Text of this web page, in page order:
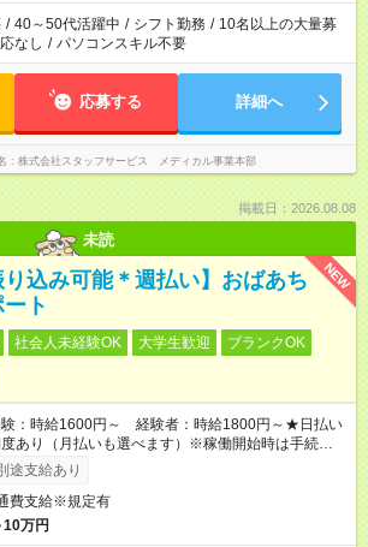
/ 40～50代活躍中 / シフト勤務 / 10名以上の大量募
なし / パソコンスキル不要
応募する 詳細へ
株式会社スタッフサービス メディカル事業本部
掲載日：2026.08.08
未読
NEW
り込み可能＊週払い】おばあち
ト
社会人未経験OK 大学生歓迎
ブランクOK
験：時給1600円～ 経験者：時給1800円～★日払い
あり（月払いも選べます）※稼働開始時は手続き完
払いとなります。
途支給あり
費支給※規定有
10万円